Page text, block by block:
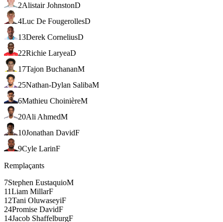
2Alistair JohnstonD
4Luc De FougerollesD
13Derek CorneliusD
22Richie LaryeaD
17Tajon BuchananM
25Nathan-Dylan SalibaM
6Mathieu ChoinièreM
20Ali AhmedM
10Jonathan DavidF
9Cyle LarinF
Remplaçants
7Stephen EustaquioM
11Liam MillarF
12Tani OluwaseyiF
24Promise DavidF
14Jacob ShaffelburgF